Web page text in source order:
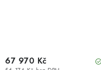
67 970 Kč